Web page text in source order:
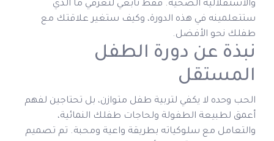
والاستقلالية الصحية. فقط تابعي لتعرفي ما الذي
ستتعلمينه في هذه الدورة، وكيف ستغير علاقتك مع
طفلك نحو الأفضل.
نبذة عن دورة الطفل
المستقل
الحب وحده لا يكفي لتربية طفل متوازن، بل تحتاجين لفهم
أعمق لطبيعة الطفولة ولحاجات طفلك النمائية،
والتعامل مع سلوكياته بطريقة واعية ومحبة. تم تصميم